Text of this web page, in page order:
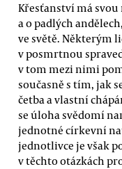
Křesťanství má
a o padlých
ve světě. Některým
v posmrtnou
v tom mezi nimi
současně s tím, jak
četba a vlastní
se úloha svědomí
jednotné církevní
jednotlivce je však
v těchto otázkách